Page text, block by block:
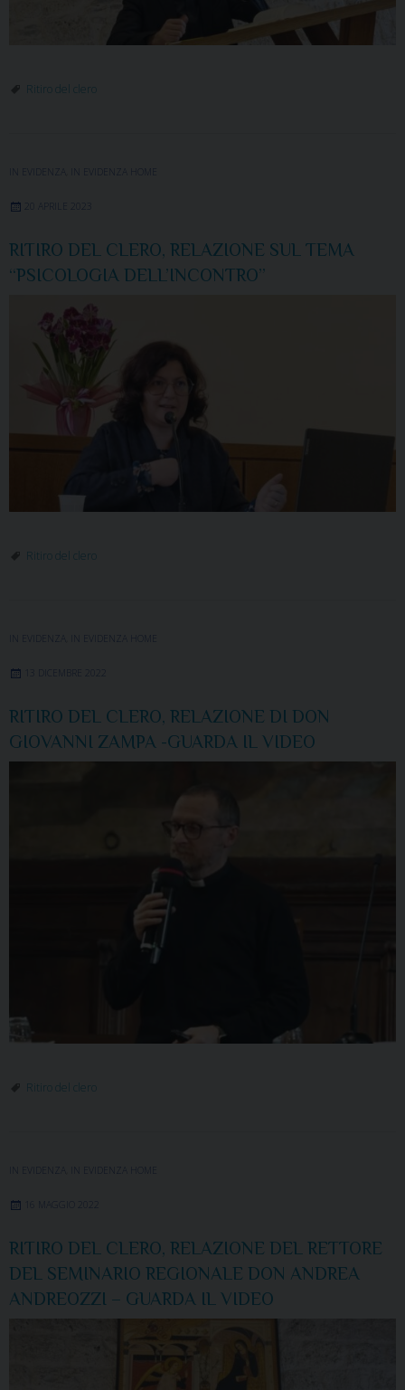
Ritiro del clero
IN EVIDENZA IN EVIDENZA HOME
RITIRO DEL CLERO, RELAZIONE SUL TEMA
“PSICOLOGIA DELL’INCONTRO”
Ritiro del clero
IN EVIDENZA IN EVIDENZA HOME
RITIRO DEL CLERO, RELAZIONE DI DON
GIOVANNI ZAMPA -GUARDA IL VIDEO
Ritiro del clero
IN EVIDENZA IN EVIDENZA HOME
RITIRO DEL CLERO, RELAZIONE DEL RETTORE
DEL SEMINARIO REGIONALE DON ANDREA
ANDREOZZI – GUARDA IL VIDEO